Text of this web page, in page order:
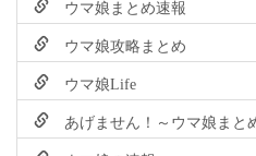
ウマ娘まとめ速報
ウマ娘攻略まとめ
ウマ娘Life
あげません！～ウマ娘まと